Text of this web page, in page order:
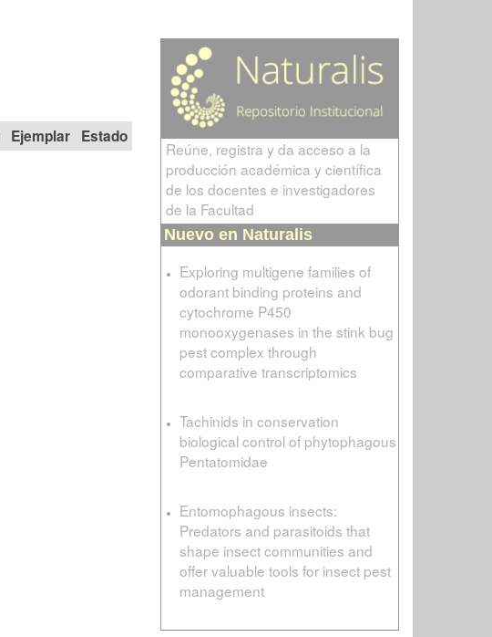
Estado
Reúne, registra y da acceso a la
producción académica y científica
de los docentes e investigadores
de la Facultad
Nuevo en Naturalis
Exploring multigene families of
odorant binding proteins and
cytochrome P450
monooxygenases in the stink bug
pest complex through
comparative transcriptomics
Tachinids in conservation
biological control of phytophagous
Pentatomidae
Entomophagous insects:
Predators and parasitoids that
shape insect communities and
offer valuable tools for insect pest
management